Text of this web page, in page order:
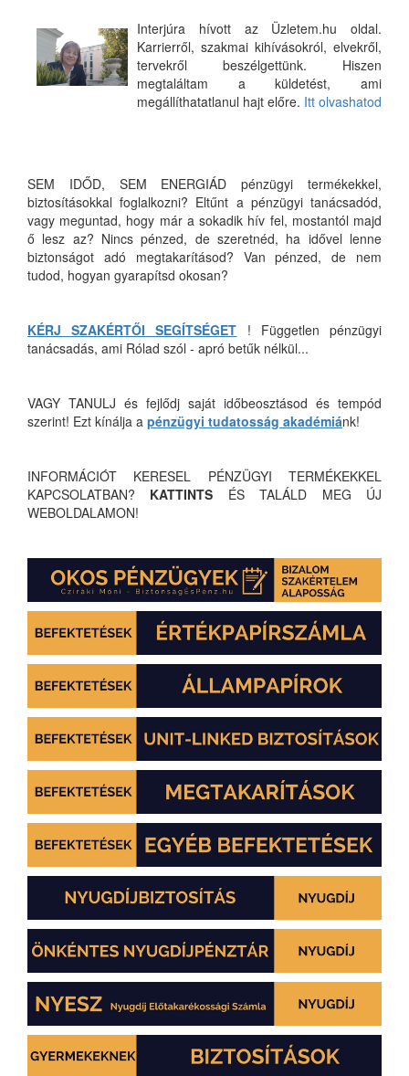
Interjúra hívott az Üzletem.hu oldal.
Karrierről, szakmai kihívásokról, elvekről,
tervekről beszélgettünk. Hiszen
megtaláltam a küldetést, ami
megállíthatatlanul hajt előre. Itt olvashatod
SEM IDŐD, SEM ENERGIÁD pénzügyi termékekkel,
biztosításokkal foglalkozni? Eltűnt a pénzügyi tanácsadód,
vagy meguntad, hogy már a sokadik hív fel, mostantól majd
ő lesz az? Nincs pénzed, de szeretnéd, ha idővel lenne
biztonságot adó megtakarításod? Van pénzed, de nem
tudod, hogyan gyarapítsd okosan?
KÉRJ SZAKÉRTŐI SEGÍTSÉGET ! Független pénzügyi
tanácsadás, ami Rólad szól - apró betűk nélkül...
VAGY TANULJ és fejlődj saját időbeosztásod és tempód
szerint! Ezt kínálja a pénzügyi tudatosság akadémiánk!
INFORMÁCIÓT KERESEL PÉNZÜGYI TERMÉKEKKEL
KAPCSOLATBAN? KATTINTS ÉS TALÁLD MEG ÚJ
WEBOLDALAMON!